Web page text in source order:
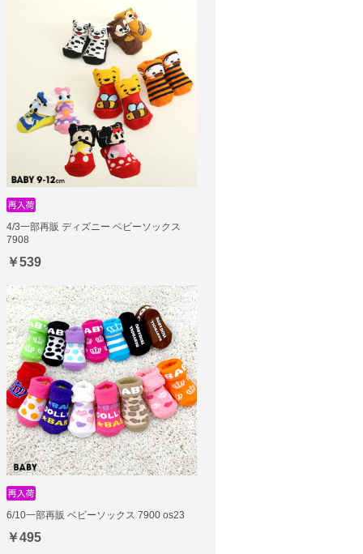
4/3一部再販 ディズニー ベビーソックス
7908
￥539
6/10一部再販 ベビーソックス 7900 os23
￥495